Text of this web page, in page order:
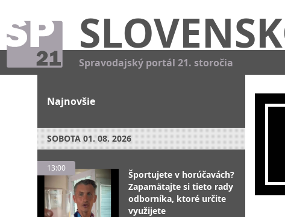
Spravodajský portál 21. storočia
Najnovšie
SOBOTA 01. 08. 2026
13:00
Športujete v horúčavách?
Zapamätajte si tieto rady
odborníka, ktoré určite
využijete